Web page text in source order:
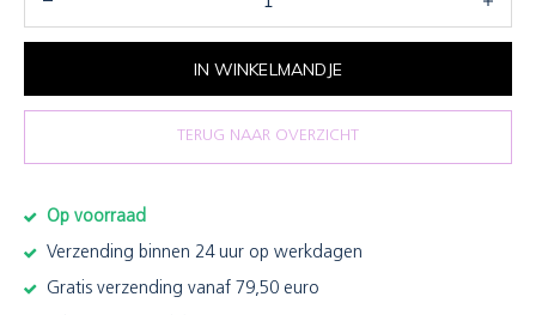
IN WINKELMANDJE
TERUG NAAR OVERZICHT
Op voorraad
Verzending binnen 24 uur op werkdagen
Gratis verzending vanaf 79,50 euro